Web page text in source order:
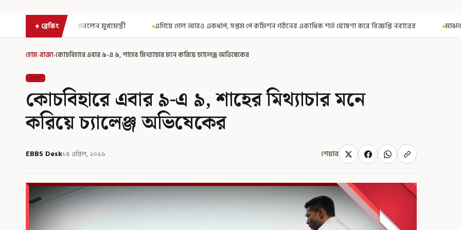
ব্রেকিং
মুখ্যমন্ত্রী এগিয়ে গেল আরও একধাপ, সপ্তম পে কমিশন গঠনের একাধিক শর্ত ঘোষণা করে বিজ্ঞপ্তি নবান্নের মাঝআকাশে আচমকা প্রবল
হোম›রাজ্য›কোচবিহারে এবার ৯-এ ৯, শাহের মিথ্যাচার মনে করিয়ে চ্যালেঞ্জ অভিষেকের
রাজ্য
কোচবিহারে এবার ৯-এ ৯, শাহের মিথ্যাচার মনে
করিয়ে চ্যালেঞ্জ অভিষেকের
EBBS Desk১৪ এপ্রিল, ২০২৬ শেয়ার